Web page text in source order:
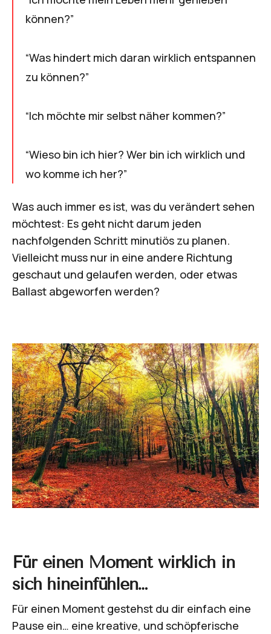
können?”
“Was hindert mich daran wirklich entspannen
zu können?”
“Ich möchte mir selbst näher kommen?”
“Wieso bin ich hier? Wer bin ich wirklich und
wo komme ich her?”
Was auch immer es ist, was du verändert sehen
möchtest: Es geht nicht darum jeden
nachfolgenden Schritt minutiös zu planen.
Vielleicht muss nur in eine andere Richtung
geschaut und gelaufen werden, oder etwas
Ballast abgeworfen werden?
Für einen Moment wirklich in
sich hineinfühlen…
Für einen Moment gestehst du dir einfach eine
Pause ein… eine kreative, und schöpferische